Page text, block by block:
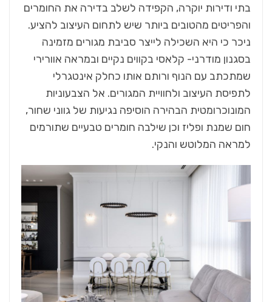
בתי ודירות יוקרה, הקפידה לשלב בדירה את החומרים
והפריטים מהטובים ביותר שיש לתחום העיצוב להציע.
ניכר כי היא השכילה לייצר סביבת מגורים מזמינה
בסגנון מודרני- קלאסי בקווים נקיים ובמראה אוורירי
שמתכתב עם הנוף ורותם אותו כחלק אינטגרלי
לתפיסת העיצוב ולחוויית המגורים. אל הצבעוניות
המונוכרומטית הבהירה הוסיפה נגיעות של גווני שחור,
חום שמנת ופליז וכן שילבה חומרים טבעיים שתורמים
למראה המלוטש והנקי.